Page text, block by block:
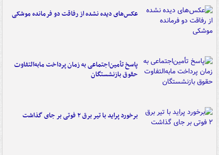
عکس‌های دیده نشده از رفاقت دو فرمانده‌ موشکی
پاسخ تأمین‌اجتماعی به زمان پرداخت مابه‌التفاوت
حقوق بازنشستگان
برخورد پراید با تیر برق ۲ فوتی بر جای گذاشت